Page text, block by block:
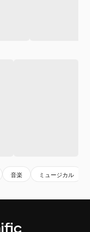
音楽 ミュージカル